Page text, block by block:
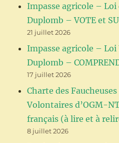
Impasse agricole – Loi
Duplomb – VOTE et
21 juillet 2026
Impasse agricole –
Duplomb –
17 juillet 2026
Charte des
Volontaires d’OGM-
français (à lire et à
8 juillet 2026